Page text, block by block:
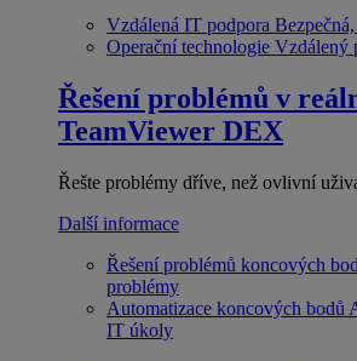
Vzdálená IT podpora
Operační technologie Vzdálený
Řešení problémů v
TeamViewer DEX
Řešte problémy dříve, než ovlivní
Další informace
Řešení problémů koncových
problémy
Automatizace koncových bodů
IT úkoly